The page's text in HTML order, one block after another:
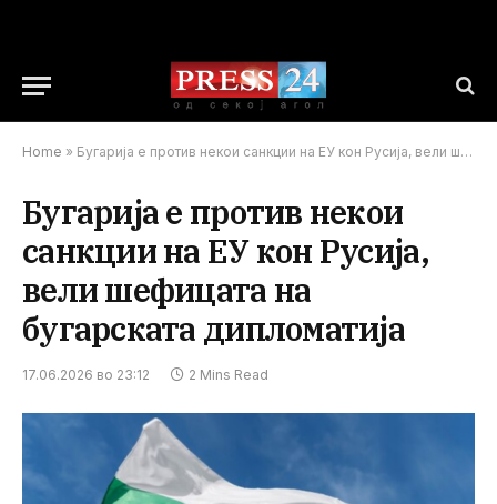
Home » Бугарија е против некои санкции на ЕУ кон Русија, вели шефицата на бугарската дипломатија
Бугарија е против некои
санкции на ЕУ кон Русија,
вели шефицата на
бугарската дипломатија
17.06.2026 во 23:12 2 Mins Read